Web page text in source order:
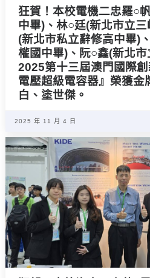
狂賀！本校電機二忠羅○
中畢)、林○廷(新北市立
(新北市私立辭修高中畢)
權國中畢)、阮○鑫(新北
2025第十三屆澳門國際
電壓超級電容器』榮獲金
白、塗世傑。
2025 年 11 月 4 日